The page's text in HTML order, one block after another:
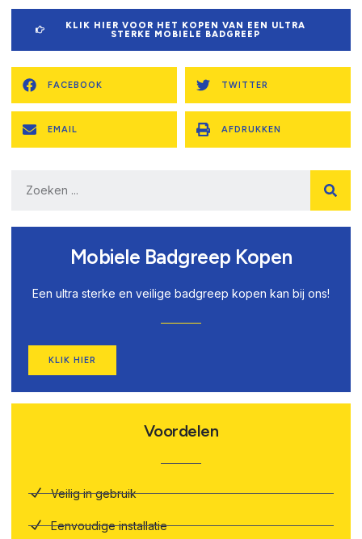
KLIK HIER VOOR HET KOPEN VAN EEN ULTRA
STERKE MOBIELE BADGREEP
FACEBOOK TWITTER
EMAIL AFDRUKKEN
Mobiele Badgreep Kopen
Een ultra sterke en veilige badgreep kopen kan bij ons!
KLIK HIER
Voordelen
Veilig in gebruik
Eenvoudige installatie